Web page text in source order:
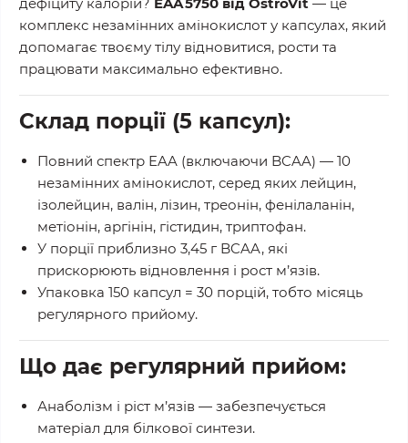
комплекс незамінних амінокислот у капсулах, який
допомагає твоєму тілу відновитися, рости та
працювати максимально ефективно.
Склад порції (5 капсул):
Повний спектр EAA (включаючи BCAA) — 10
незамінних амінокислот, серед яких лейцин,
ізолейцин, валін, лізин, треонін, фенілаланін,
метіонін, аргінін, гістидин, триптофан.
У порції приблизно 3,45 г BCAA, які
прискорюють відновлення і рост м’язів.
Упаковка 150 капсул = 30 порцій, тобто місяць
регулярного прийому.
Що дає регулярний прийом:
Анаболізм і ріст м’язів — забезпечується
матеріал для білкової синтези.